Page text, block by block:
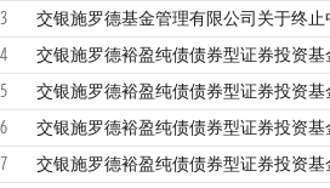
3
4
5
6
7